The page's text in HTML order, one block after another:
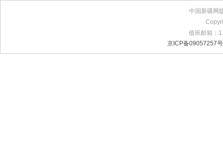
中国新疆网
值班邮箱：
京ICP备09057257号